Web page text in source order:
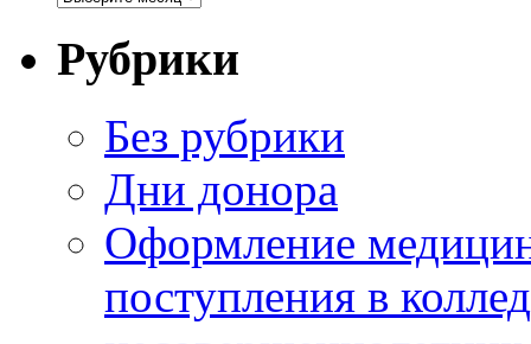
Рубрики
Без рубрики
Дни донора
Оформление
поступления в